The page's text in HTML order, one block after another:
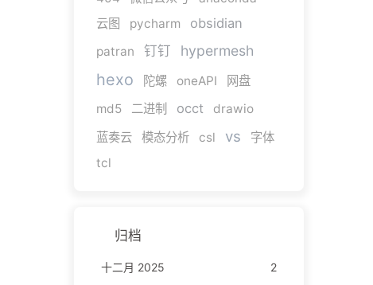
云图
pycharm obsidian
patran 钉钉 hypermesh
hexo 陀螺 oneAPI
网盘
md5
二进制 occt
drawio
蓝奏云
模态分析 csl vs
字体
tcl
归档
十二月 2025
2